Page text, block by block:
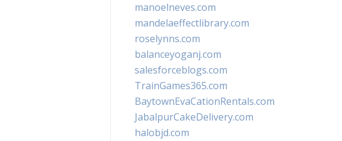
manoelneves.com
mandelaeffectlibrary.com
roselynns.com
balanceyoganj.com
salesforceblogs.com
TrainGames365.com
BaytownEvaCationRentals.com
JabalpurCakeDelivery.com
halobjd.com